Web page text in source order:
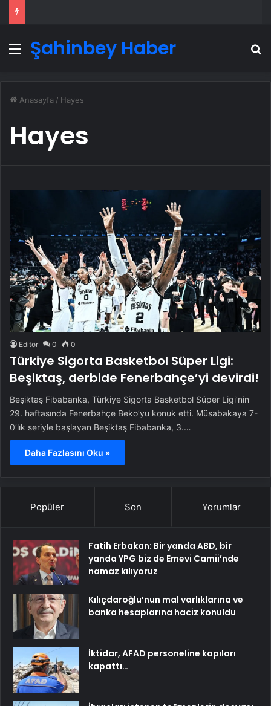
Menü
Şahinbey Haber
Anasayfa / Hayes
Hayes
Editör 0 0
Türkiye Sigorta Basketbol Süper Ligi:
Beşiktaş, derbide Fenerbahçe’yi devirdi!
Beşiktaş Fibabanka, Türkiye Sigorta Basketbol Süper Ligi’nin
29. haftasında Fenerbahçe Beko’yu konuk etti. Müsabakaya 7-
0’lık seriyle başlayan Beşiktaş Fibabanka, 3.…
Daha Fazlasını Oku »
Popüler Son Yorumlar
Fatih Erbakan: Bir yanda ABD, bir
yanda YPG biz de Emevi Camii’nde
namaz kılıyoruz
Kılıçdaroğlu’nun mal varlıklarına ve
banka hesaplarına haciz konuldu
İktidar, AFAD personeline kapıları
kapattı…